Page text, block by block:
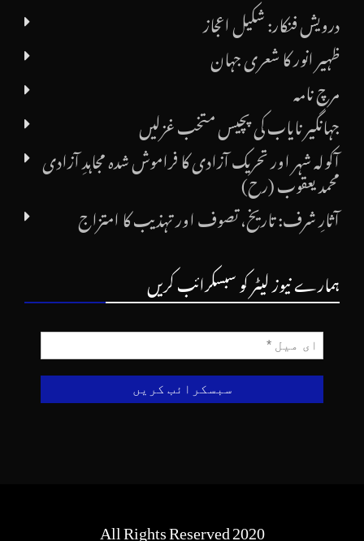
درویش فنکار: شکیل اعجاز
ظہیر انور کا شعری جہان
مرچ نامہ
جہانگیر نایاب کی پچیس متخب غزلیں
آکولہ شہر اور تحریک آزادی کا فراموش شدہ مجاہدِ آزادی
محمد یعقوب (رح)
آثارِ شرف: تاریخ، تصوف اور تہذیب کا امتزاج
ہمارے نیوز لیٹر کو سبسکرائب کریں
All Rights Reserved 2020